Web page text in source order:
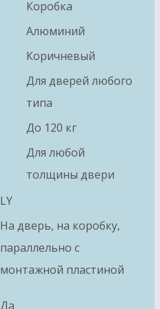
Коробка
Алюминий
Коричневый
Для дверей любого
типа
До 120 кг
Для любой
толщины двери
LY
На дверь, на коробку,
параллельно с
монтажной пластиной
Да